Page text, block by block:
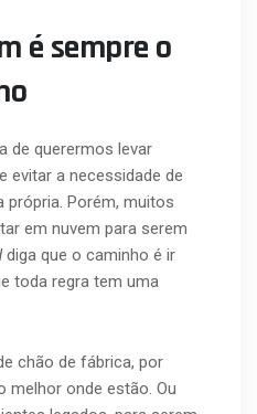
é sempre o
de querermos levar
evitar a necessidade de
Porém, muitos
em nuvem para serem
diga que o caminho é ir
toda regra tem uma
chão de fábrica, por
melhor onde estão. Ou